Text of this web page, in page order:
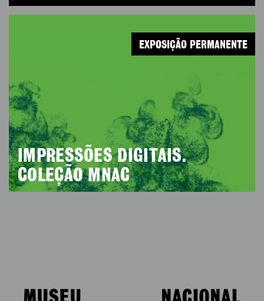
IMPRESSÕES DIGITAIS.
COLEÇÃO MNAC
EXPOSIÇÃO PERMANENTE